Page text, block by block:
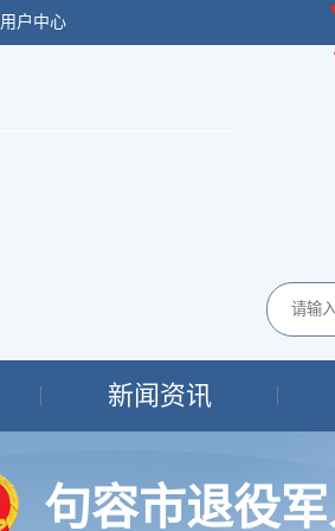
用户中心
新闻资讯
句容市退役